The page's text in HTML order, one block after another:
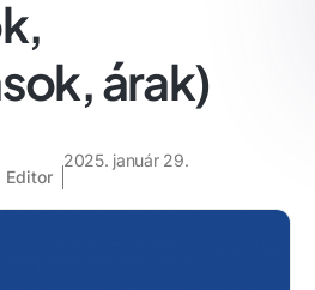
árak)
Editor
2025. január 29.